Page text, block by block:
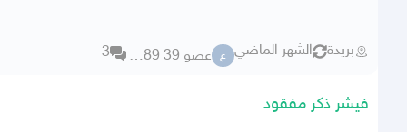
بريدة الشهر الماضي ع عضو 39 78989 3
فيشر ذكر مفقود